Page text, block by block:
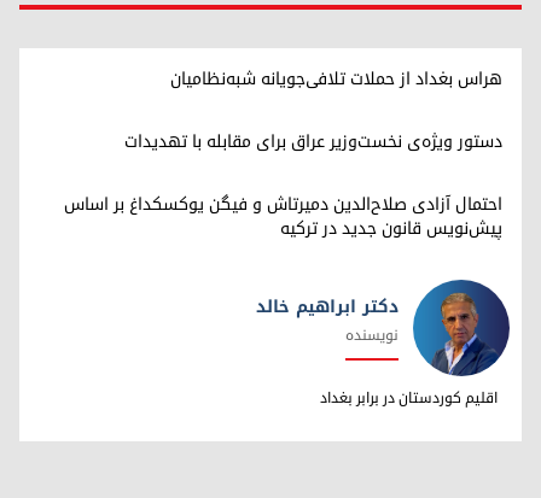
هراس بغداد از حملات تلافی‌جویانه شبه‌نظامیان
دستور ویژه‌ی نخست‌وزیر عراق برای مقابله با تهدیدات
احتمال آزادی صلاح‌الدین دمیرتاش و فیگن یوکسکداغ بر اساس
پیش‌نویس قانون جدید در ترکیه
دکتر ابراهیم خالد
دکتر ابراهیم خالد
نویسنده
اقلیم کوردستان در برابر بغداد